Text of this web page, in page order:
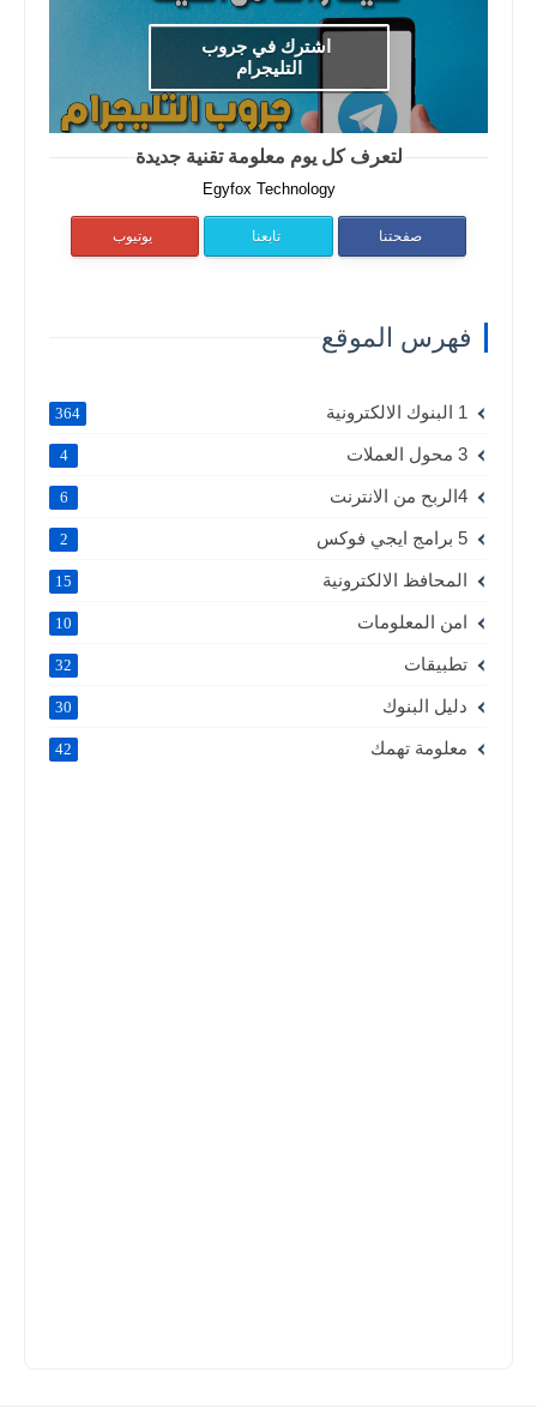
اشترك في جروب
التليجرام
لتعرف كل يوم معلومة تقنية جديدة
Egyfox Technology
صفحتنا تابعنا يوتيوب
فهرس الموقع
1 البنوك الالكترونية 364
3 محول العملات 4
4الربح من الانترنت 6
5 برامج ايجي فوكس 2
المحافظ الالكترونية 15
امن المعلومات 10
تطبيقات 32
دليل البنوك 30
معلومة تهمك 42